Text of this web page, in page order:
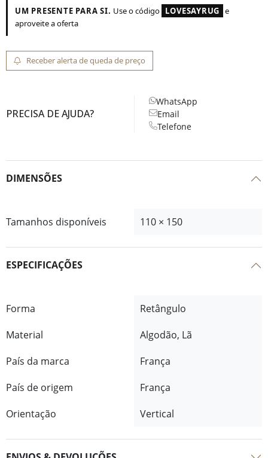
UM PRESENTE PARA SI. Use o código LOVESAYRUG e
aproveite a oferta
Receber alerta de queda de preço
PRECISA DE AJUDA?
WhatsApp
Email
Telefone
DIMENSÕES
Tamanhos disponíveis 110 × 150
ESPECIFICAÇÕES
Forma
Retângulo
Material
Algodão, Lã
País da marca
França
País de origem
França
Orientação
Vertical